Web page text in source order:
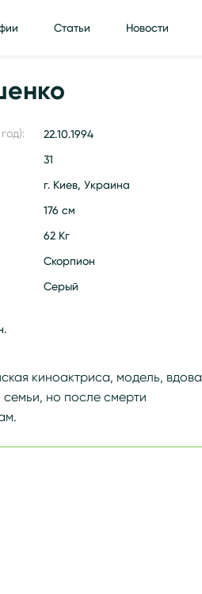
Статьи Новости
22.10.1994
31
г. Киев, Украина
176 см
62 Кг
Скорпион
Серый
киноактриса, модель, вдова
но после смерти